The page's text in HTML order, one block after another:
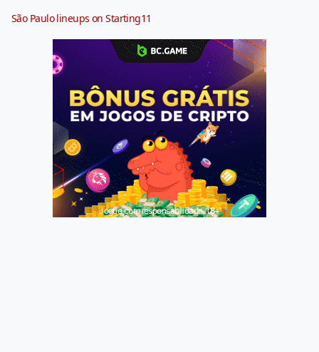
São Paulo lineups on Starting11
Jogue com responsabilidade. 18+